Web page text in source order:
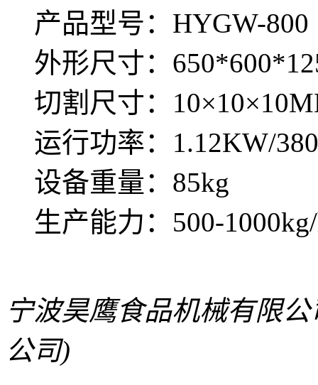
产品型号：HYGW-800
外形尺寸：
切割尺寸：
运行功率：1.12KW/
设备重量：85kg
生产能力：500-
宁波昊鹰食品机械有限公
公司)